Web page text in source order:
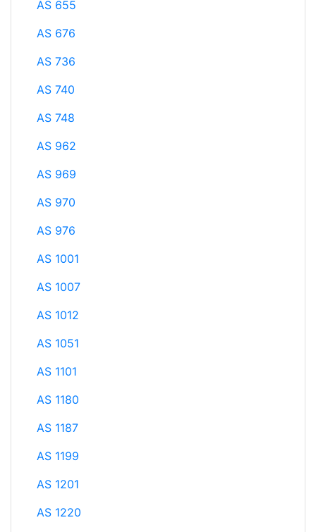
AS 655
AS 676
AS 736
AS 740
AS 748
AS 962
AS 969
AS 970
AS 976
AS 1001
AS 1007
AS 1012
AS 1051
AS 1101
AS 1180
AS 1187
AS 1199
AS 1201
AS 1220